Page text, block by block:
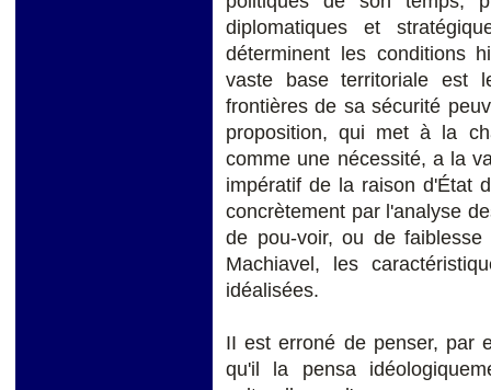
diplomatiques et
déterminent les conditions
vaste base territoriale est
frontières de sa sécurité
proposition, qui met à la
comme une nécessité, a la
impératif de la raison d'État
concrètement par l'analyse
de pou-voir, ou de faiblesse
Machiavel, les
idéalisées.
II est erroné de penser, par
qu'il la pensa